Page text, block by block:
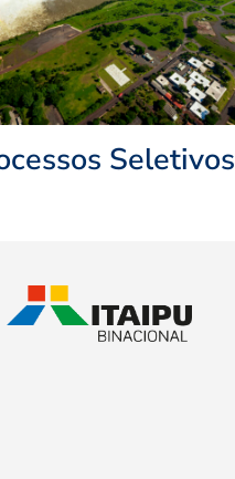
Seletivos